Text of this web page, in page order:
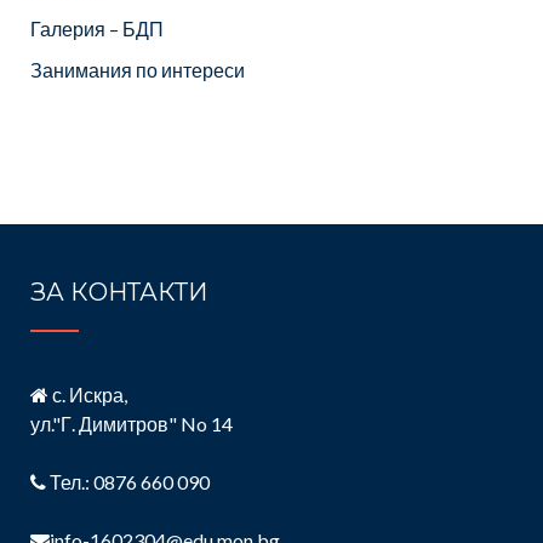
Галерия – БДП
Занимания по интереси
ЗА КОНТАКТИ
с. Искра,
ул."Г. Димитров" No 14
Тел.: 0876 660 090